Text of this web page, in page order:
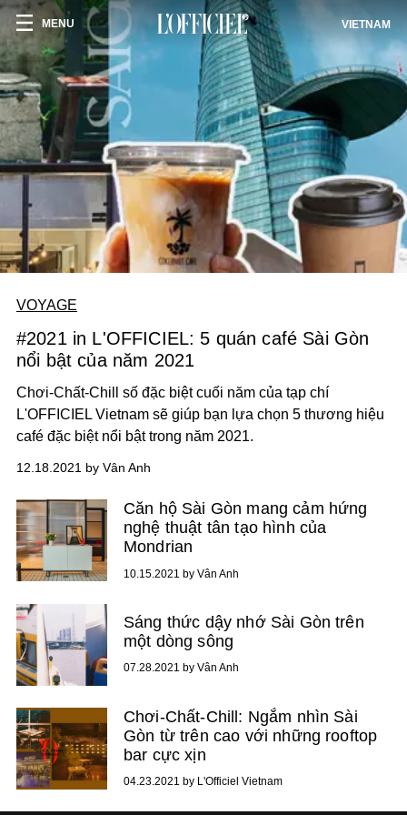
MENU VIETNAM
VOYAGE
#2021 in L'OFFICIEL: 5 quán café Sài Gòn
nổi bật của năm 2021
Chơi-Chất-Chill số đặc biệt cuối năm của tạp chí
L'OFFICIEL Vietnam sẽ giúp bạn lựa chọn 5 thương hiệu
café đặc biệt nổi bật trong năm 2021.
12.18.2021 by Vân Anh
Căn hộ Sài Gòn mang cảm hứng
nghệ thuật tân tạo hình của
Mondrian
10.15.2021 by Vân Anh
Sáng thức dậy nhớ Sài Gòn trên
một dòng sông
07.28.2021 by Vân Anh
Chơi-Chất-Chill: Ngắm nhìn Sài
Gòn từ trên cao với những rooftop
bar cực xịn
04.23.2021 by L'Officiel Vietnam